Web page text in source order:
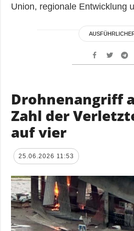
Union, regionale Entwicklung
Drohnenangriff
Zahl der
auf vier
25.06.2026 11:53